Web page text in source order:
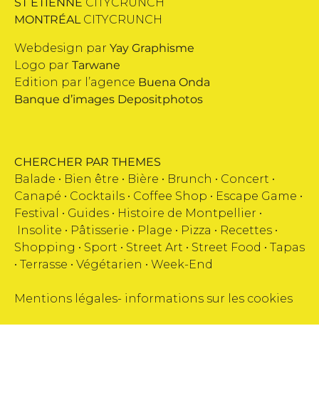
MONTRÉALCITYCRUNCH
Webdesign par Yay Graphisme
Logo par Tarwane
Edition par l’agence Buena Onda
Banque d’images Depositphotos
CHERCHER PAR THEMES
Balade • Bien être • Bière • Brunch • Concert •
Canapé • Cocktails • Coffee Shop • Escape Game •
Festival
• Guides • Histoire de Montpellier •
Insolite • Pâtisserie • Plage • Pizza • Recettes •
Shopping • Sport • Street Art • Street Food • Tapas
• Terrasse • Végétarien • Week-End
Mentions légales- informations sur les cookies